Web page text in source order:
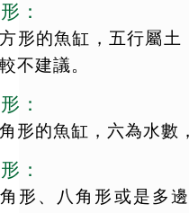
：
形的魚缸，五行屬
不建議。
：
形的魚缸，六為水數
：
形、八角形或是多